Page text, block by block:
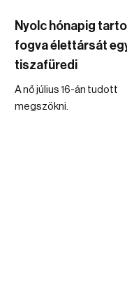
Nyolc hónapig
fogva élettársát
tiszafüredi
A nő július 16-án tudott
megszökni.